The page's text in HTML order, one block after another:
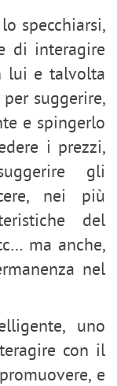
specchiarsi,
di interagire
lui e talvolta
suggerire,
e spingerlo
i prezzi,
gli
nei più
del
ma anche,
nel
uno
con il
e